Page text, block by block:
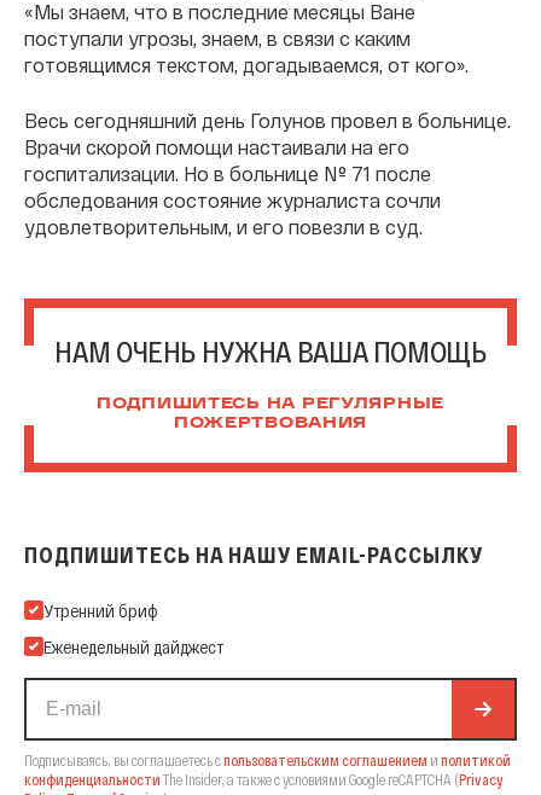
«Мы знаем, что в последние месяцы Ване
поступали угрозы, знаем, в связи с каким
готовящимся текстом, догадываемся, от кого».
Весь сегодняшний день Голунов провел в больнице.
Врачи скорой помощи настаивали на его
госпитализации. Но в больнице № 71 после
обследования состояние журналиста сочли
удовлетворительным, и его повезли в суд.
НАМ ОЧЕНЬ НУЖНА ВАША ПОМОЩЬ
ПОДПИШИТЕСЬ НА РЕГУЛЯРНЫЕ
ПОЖЕРТВОВАНИЯ
ПОДПИШИТЕСЬ НА НАШУ EMAIL-РАССЫЛКУ
Подпишитесь на нашу Email-рассылку
Утренний бриф
Еженедельный дайджест
Подписываясь, вы соглашаетесь спользовательским соглашением и политикой
конфиденциальности The Insider, а также с условиями Google reCAPTCHA (Privacy